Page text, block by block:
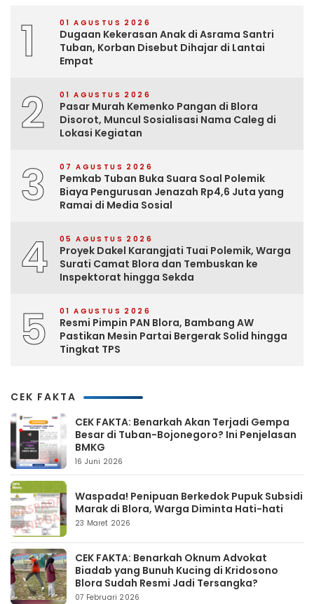
1 01 AGUSTUS 2026
Dugaan Kekerasan Anak di Asrama Santri
Tuban, Korban Disebut Dihajar di Lantai
Empat
2 01 AGUSTUS 2026
Pasar Murah Kemenko Pangan di Blora
Disorot, Muncul Sosialisasi Nama Caleg di
Lokasi Kegiatan
3 07 AGUSTUS 2026
Pemkab Tuban Buka Suara Soal Polemik
Biaya Pengurusan Jenazah Rp4,6 Juta yang
Ramai di Media Sosial
4 05 AGUSTUS 2026
Proyek Dakel Karangjati Tuai Polemik, Warga
Surati Camat Blora dan Tembuskan ke
Inspektorat hingga Sekda
5 01 AGUSTUS 2026
Resmi Pimpin PAN Blora, Bambang AW
Pastikan Mesin Partai Bergerak Solid hingga
Tingkat TPS
CEK FAKTA
CEK FAKTA: Benarkah Akan Terjadi Gempa
Besar di Tuban-Bojonegoro? Ini Penjelasan
BMKG
16 Juni 2026
Waspada! Penipuan Berkedok Pupuk Subsidi
Marak di Blora, Warga Diminta Hati-hati
23 Maret 2026
CEK FAKTA: Benarkah Oknum Advokat
Biadab yang Bunuh Kucing di Kridosono
Blora Sudah Resmi Jadi Tersangka?
07 Februari 2026